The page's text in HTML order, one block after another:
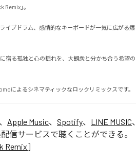
」。
イブドラム、感情的なキーボードが一気に広がる爆
宿る孤独と心の揺れを、大観衆と分かち合う希望の
によるシネマティックなロックリミックスです。
Apple Music、 Spotify、 LINE MUSIC、
信サービスで聴くことができる。
Remix]